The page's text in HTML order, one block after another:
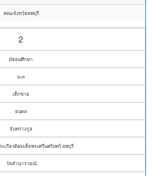
คณะจังหวัดลพบุรี
2
มัธยมศึกษา
ม.๓
เด็กชาย
ธนดล
จันทรางกูล
ะเกียรติสมเด็จพระศรีนครินทร์ ลพบุรี
วัดลำนารายณ์